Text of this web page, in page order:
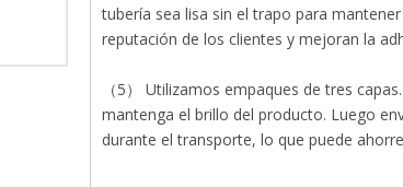
tubería sea lisa sin el trapo para
reputación de los clientes y mejoran la
（5） Utilizamos empaques de tres
mantenga el brillo del producto. Luego
durante el transporte, lo que puede